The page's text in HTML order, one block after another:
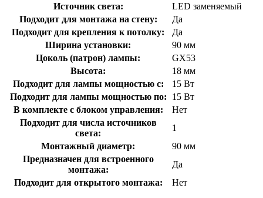
Источник света:
LED заменяемый
Подходит для монтажа на стену:
Да
Подходит для крепления к потолку:
Да
Ширина установки:
90 мм
Цоколь (патрон) лампы:
GX53
Высота:
18 мм
Подходит для лампы мощностью с:
15 Вт
Подходит для лампы мощностью по:
15 Вт
В комплекте с блоком управления:
Нет
Подходит для числа источников
света:
1
Монтажный диаметр:
90 мм
Предназначен для встроенного
монтажа:
Да
Подходит для открытого монтажа:
Нет